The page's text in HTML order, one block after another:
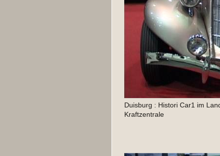
Duisburg : Histori Car1 im
Kraftzentrale